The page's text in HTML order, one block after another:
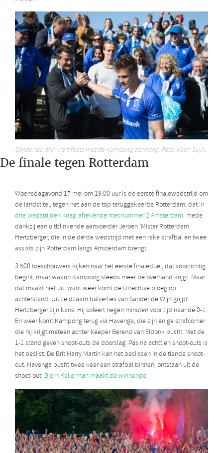
Sander de Wijn viert feest met de Kampong aanhang. Foto: Koen Suyk.
De finale tegen Rotterdam
Woensdagavond 17 mei om 19.00 uur is de eerste finalewedstrijd om
de landstitel, tegen het aan de top teruggekeerde Rotterdam, dat in
drie wedstrijden knap afrekende met nummer 2 Amsterdam, mede
dankzij een uitblinkende aanvoerder Jeroen ‘Mister Rotterdam’
Hertzberger, die in de derde wedstrijd met een rake strafbal en twee
assists zijn Rotterdam langs Amsterdam brengt.
3.500 toeschouwers kijken naar het eerste finaleduel, dat voorzichtig
begint, maar waarin Kampong steeds meer de overhand krijgt. Maar
dat maakt niet uit, want weer komt de Utrechtse ploeg op
achterstand. Uit zeldzaam balverlies van Sander de Wijn grijpt
Hertzberger zijn kans. Hij soleert negen minuten voor tijd naar de 0-1.
En weer komt Kampong terug via Havenga, die zijn enige strafcorner
die hij krijgt meteen achter keeper Berend van Eldonk pusht. Met de
1-1 stand geven shoot-outs de doorslag. Pas na achttien shoot-outs is
het beslist. De Brit Harry Martin kan het beslissen in de tiende shoot-
out. Havenga pusht twee keer een strafbal binnen, ontstaan uit de
shoot-out. Bjorn Kellerman maakt de winnende.